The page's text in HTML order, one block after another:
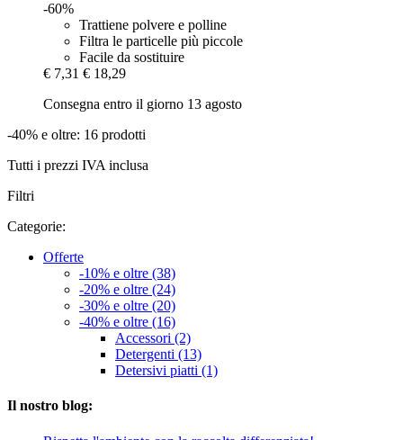
-60%
Trattiene polvere e polline
Filtra le particelle più piccole
Facile da sostituire
€ 7,31 € 18,29
Consegna entro il giorno 13 agosto
-40% e oltre: 16 prodotti
Tutti i prezzi IVA inclusa
Filtri
Categorie:
Offerte
-10% e oltre (38)
-20% e oltre (24)
-30% e oltre (20)
-40% e oltre (16)
Accessori (2)
Detergenti (13)
Detersivi piatti (1)
Il nostro blog: